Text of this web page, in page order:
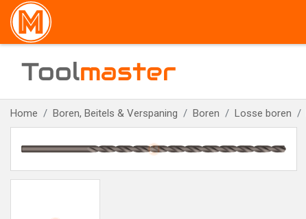
Toolmaster
Home Boren, Beitels & Verspaning Boren Losse boren